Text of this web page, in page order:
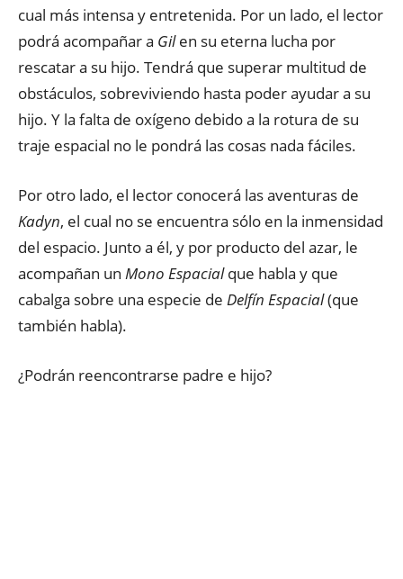
cual más intensa y entretenida. Por un lado, el lector
podrá acompañar a Gilen su eterna lucha por
rescatar a su hijo. Tendrá que superar multitud de
obstáculos, sobreviviendo hasta poder ayudar a su
hijo. Y la falta de oxígeno debido a la rotura de su
traje espacial no le pondrá las cosas nada fáciles.
Por otro lado, el lector conocerá las aventuras de
Kadyn, el cual no se encuentra sólo en la inmensidad
del espacio. Junto a él, y por producto del azar, le
acompañan un Mono Espacialque habla y que
cabalga sobre una especie de Delfín Espacial(que
también habla).
¿Podrán reencontrarse padre e hijo?